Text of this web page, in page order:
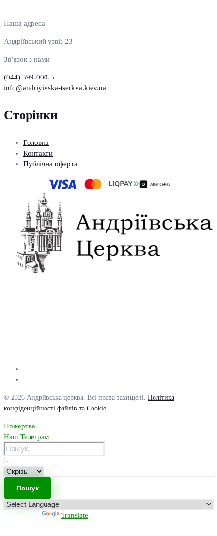
Наша адреса
Андріївський узвіз 23
Зв’язок з нами
(044) 599-000-5
info@andriyivska-tserkva.kiev.ua
Сторінки
Головна
Контакти
Публічна оферта
© 2026 Андріївська церква. Всі права захищені. Політика
конфіденційності файлів та Cookie
Пожертва
Наш Телеграм
із
Translate